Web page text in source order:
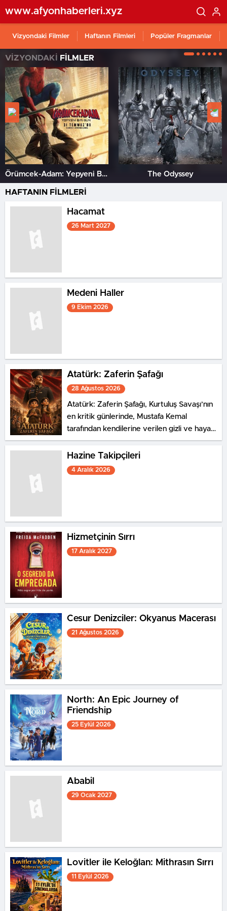
www.afyonhaberleri.xyz
Vizyondaki Filmler Haftanın Filmleri Popüler Fragmanlar
VİZYONDAKİ FİLMLER
Örümcek-Adam: Yepyeni Bir Gün The Odyssey
HAFTANIN FİLMLERİ
Hacamat
26 Mart 2027
Medeni Haller
9 Ekim 2026
Atatürk: Zaferin Şafağı
28 Ağustos 2026
Atatürk: Zaferin Şafağı, Kurtuluş Savaşı’nın
en kritik günlerinde, Mustafa Kemal
tarafından kendilerine verilen gizli ve hayati
bir görevi yerine getirmeye çalışan Ali ile
Ayşe’nin hikayesini konu ediyor.
Hazine Takipçileri
4 Aralık 2026
Hizmetçinin Sırrı
17 Aralık 2027
Cesur Denizciler: Okyanus Macerası
21 Ağustos 2026
North: An Epic Journey of
Friendship
25 Eylül 2026
Ababil
29 Ocak 2027
Lovitler ile Keloğlan: Mithrasın Sırrı
11 Eylül 2026